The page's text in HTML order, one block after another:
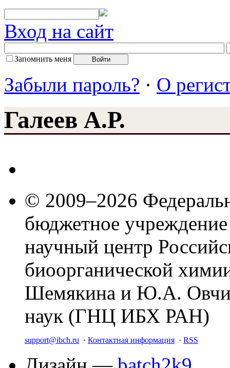
Вход на сайт
Запомнить меня
Забыли пароль? · О
Галеев А.Р.
© 2009–2026
бюджетное
научный центр
биоорганической
Шемякина и Ю.А.
наук (ГНЦ ИБХ РАН)
support@ibch.ru · Контактная информация · RSS